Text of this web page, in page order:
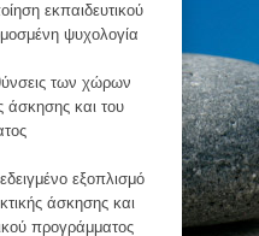
εκπαιδευτικού
ψυχολογία
των χώρων
άσκησης και του
εξοπλισμό
άσκησης και
προγράμματος